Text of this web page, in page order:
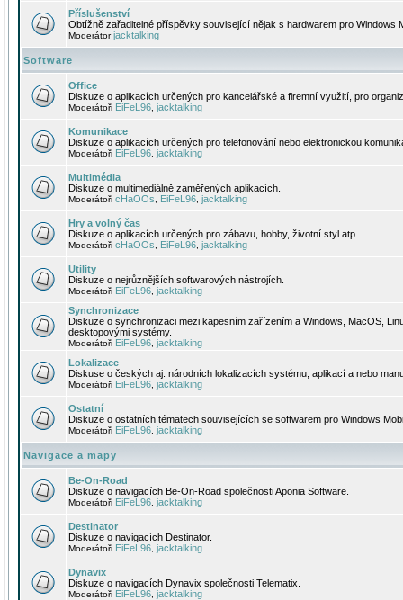
Příslušenství
Obtížně zařaditelné příspěvky související nějak s hardwarem pro Windows
Moderátorjacktalking
Software
Office
Diskuze o aplikacích určených pro kancelářské a firemní využití, pro
Moderátoři EiFeL96 jacktalking
Komunikace
Diskuze o aplikacích určených pro telefonování nebo elektronickou
Moderátoři EiFeL96 jacktalking
Multimédia
Diskuze o multimediálně zaměřených aplikacích.
Moderátoři cHaOOs EiFeL96 jacktalking
Hry a volný čas
Diskuze o aplikacích určených pro zábavu, hobby, životní styl atp.
Moderátoři cHaOOs EiFeL96 jacktalking
Utility
Diskuze o nejrůznějších softwarových nástrojích.
Moderátoři EiFeL96 jacktalking
Synchronizace
Diskuze o synchronizaci mezi kapesním zařízením a Windows, MacOS,
desktopovými systémy.
Moderátoři EiFeL96 jacktalking
Lokalizace
Diskuse o českých aj. národních lokalizacích systému, aplikací a nebo
Moderátoři EiFeL96 jacktalking
Ostatní
Diskuze o ostatních tématech souvisejících se softwarem pro Windows
Moderátoři EiFeL96 jacktalking
Navigace a mapy
Be-On-Road
Diskuze o navigacích Be-On-Road společnosti Aponia Software.
Moderátoři EiFeL96 jacktalking
Destinator
Diskuze o navigacích Destinator.
Moderátoři EiFeL96 jacktalking
Dynavix
Diskuze o navigacích Dynavix společnosti Telematix.
Moderátoři EiFeL96 jacktalking